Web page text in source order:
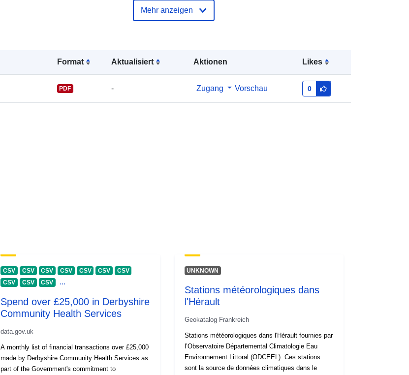
Format Aktualisiert Aktionen Likes
PDF - Zugang Vorschau 0
disability-in-camden-adults
Mehr anzeigen
CSV CSV CSV CSV CSV CSV
CSV
CSV
CSV CSV ...
Spend over £25,000 in Derbyshire
Community Health Services
data.gov.uk
A monthly list of financial transactions over £25,000
made by Derbyshire Community Health Services as
part of the Government's commitment to
UNKNOWN
Stations météorologiques dans
l'Hérault
Geokatalog Frankreich
Stations météorologiques dans l'Hérault fournies par
l’Observatoire Départemental Climatologie Eau
Environnement Littoral (ODCEEL). Ces stations
sont la source de données climatiques dans le